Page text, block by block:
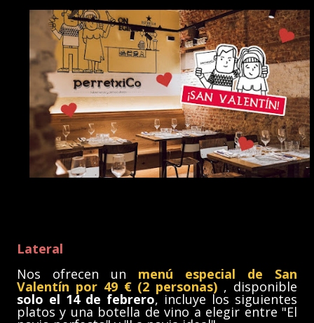
Lateral
Nos ofrecen un menú especial de San
Valentín por 49 € (2 personas) , disponible
solo el 14 de febrero, incluye los siguientes
platos y una botella de vino a elegir entre "El